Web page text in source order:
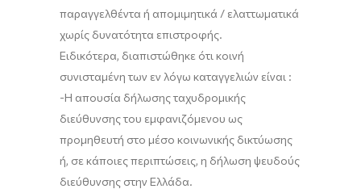
παραγγελθέντα ή απομιμητικά / ελαττωματικά
χωρίς δυνατότητα επιστροφής.
Ειδικότερα, διαπιστώθηκε ότι κοινή
συνισταμένη των εν λόγω καταγγελιών είναι :
-Η απουσία δήλωσης ταχυδρομικής
διεύθυνσης του εμφανιζόμενου ως
προμηθευτή στο μέσο κοινωνικής δικτύωσης
ή, σε κάποιες περιπτώσεις, η δήλωση ψευδούς
διεύθυνσης στην Ελλάδα.